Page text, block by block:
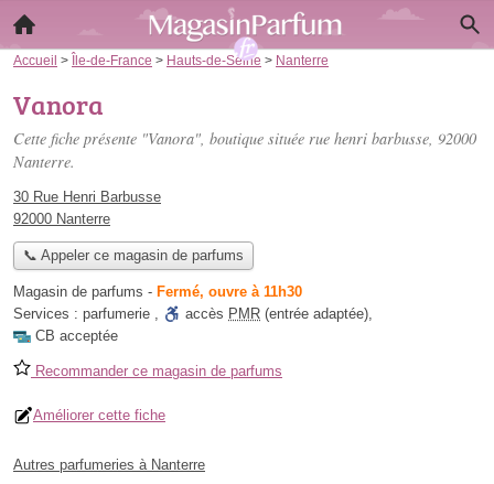
Accueil > Île-de-France > Hauts-de-Seine > Nanterre
Vanora
Cette fiche présente "Vanora", boutique située rue henri barbusse, 92000
Nanterre.
30 Rue Henri Barbusse
92000 Nanterre
📞 Appeler ce magasin de parfums
Magasin de parfums - Fermé, ouvre à 11h30
Services : parfumerie , accès PMR (entrée adaptée),
CB acceptée
Recommander ce magasin de parfums
Améliorer cette fiche
Autres parfumeries à Nanterre